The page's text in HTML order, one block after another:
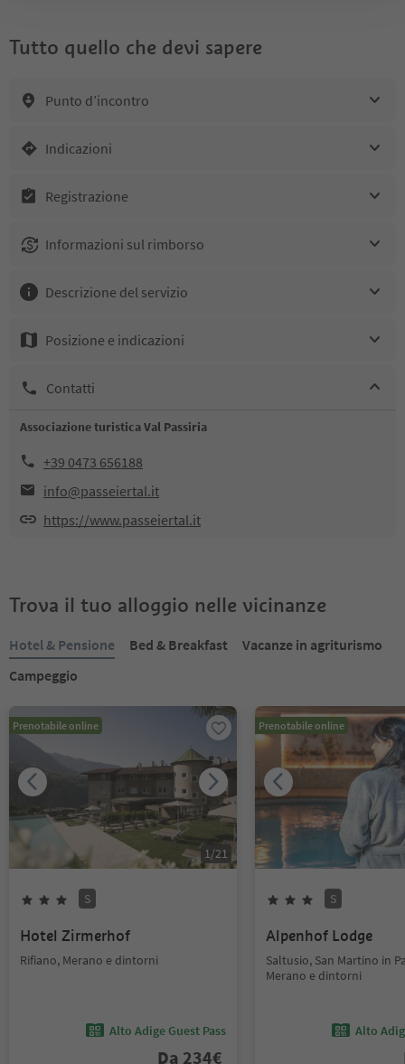
Tutto quello che devi sapere
Punto d’incontro
Indicazioni
Registrazione
Informazioni sul rimborso
Descrizione del servizio
Posizione e indicazioni
Contatti
Associazione turistica Val Passiria
+39 0473 656188
info@passeiertal.it
https://www.passeiertal.it
Trova il tuo alloggio nelle vicinanze
Hotel & Pensione Bed & Breakfast
Vacanze in agriturismo
Campeggio
Prenotabile online
1/21
S
Hotel Zirmerhof
Rifiano, Merano e dintorni
Alto Adige Guest Pass
Da 234€
Prenotabile online
S
Alpenhof Lodge
Saltusio, San Martino in
Merano e dintorni
Alto